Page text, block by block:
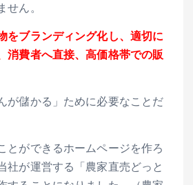
ん。
をブランディング化し、適切に
消費者へ直接、高価格帯での販
が儲かる」ために必要なことだ
とができるホームページを作ろ
社が運営する「農家直売どっと